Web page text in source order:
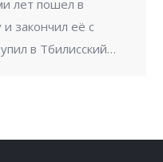
лет пошел в
закончил её с
в Тбилисский…